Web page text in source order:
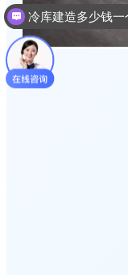
冷库建造设计方案